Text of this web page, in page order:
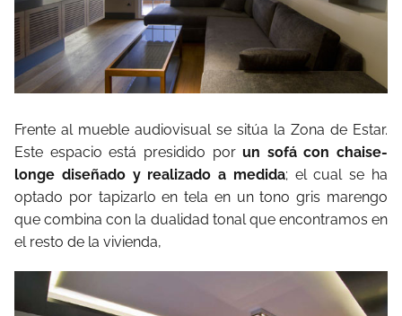
Frente al mueble audiovisual se sitúa la Zona de Estar.
Este espacio está presidido porun sofá con chaise-
longe diseñado y realizado a medida; el cual se ha
optado por tapizarlo en tela en un tono gris marengo
que combina con la dualidad tonal que encontramos en
el resto de la vivienda,